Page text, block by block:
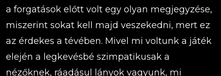
a forgatások előtt volt egy olyan megjegyzése,
miszerint sokat kell majd veszekedni, mert ez
az érdekes a tévében. Mivel mi voltunk a játék
elején a legkevésbé szimpatikusak a
nézőknek, ráadásul lányok vagyunk, mi